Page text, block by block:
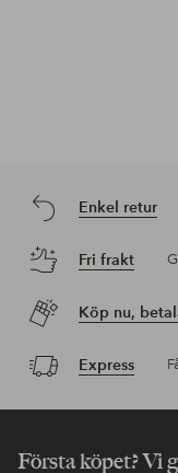
Enkel retur
Fri frakt
Köp nu,
Express
Första köpet? Vi